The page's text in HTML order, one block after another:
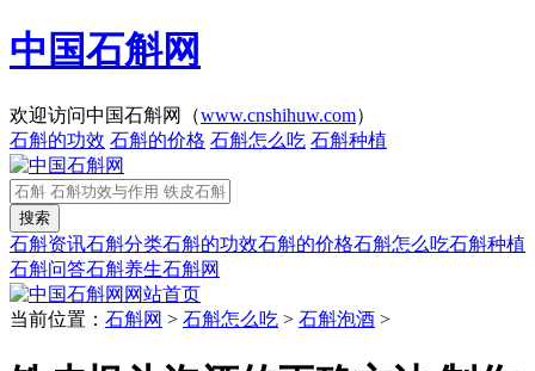
中国石斛网
欢迎访问中国石斛网（www.cnshihuw.com）
石斛的功效 石斛的价格 石斛怎么吃 石斛种植
石斛资讯石斛分类石斛的功效石斛的价格石斛怎么吃石斛种植
石斛问答石斛养生石斛网
网站首页
当前位置： 石斛网 > 石斛怎么吃 > 石斛泡酒 >